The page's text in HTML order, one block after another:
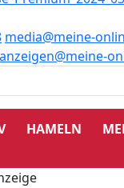
media@meine-
anzeigen@meine-
HAMELN